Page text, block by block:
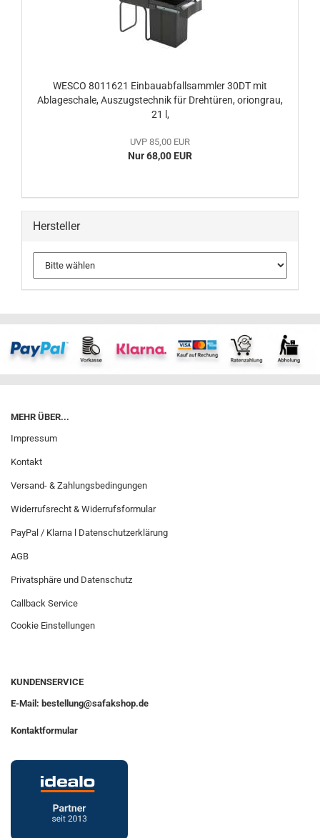
WESCO 8011621 Einbauabfallsammler 30DT mit
Ablageschale, Auszugstechnik für Drehtüren, oriongrau,
21 l,
UVP 85,00 EUR
Nur 68,00 EUR
Hersteller
MEHR ÜBER...
Impressum
Kontakt
Versand- & Zahlungsbedingungen
Widerrufsrecht & Widerrufsformular
PayPal / Klarna l Datenschutzerklärung
AGB
Privatsphäre und Datenschutz
Callback Service
Cookie Einstellungen
KUNDENSERVICE
E-Mail: bestellung@safakshop.de
Kontaktformular